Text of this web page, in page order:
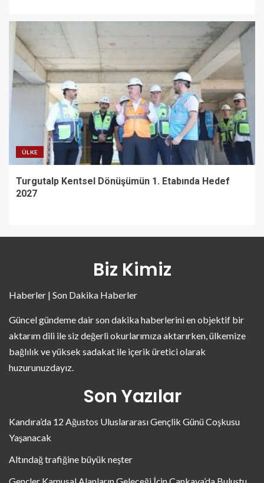
ÜLKE
Turgutalp Kentsel Dönüşümün 1. Etabında Hedef
2027
Biz Kimiz
Haberler | Son Dakika Haberler
Güncel gündeme dair son dakika haberlerini en objektif bir
aktarım dili ile siz değerli okurlarımıza aktarırken, ülkemize
bağlılık ve yüksek sadakat ile içerik üretici olarak
huzurunuzdayız.
Son Yazılar
Kandıra’da 12 Ağustos Uluslararası Gençlik Günü Coşkusu
Yaşanacak
Altındağ trafiğine büyük neşter